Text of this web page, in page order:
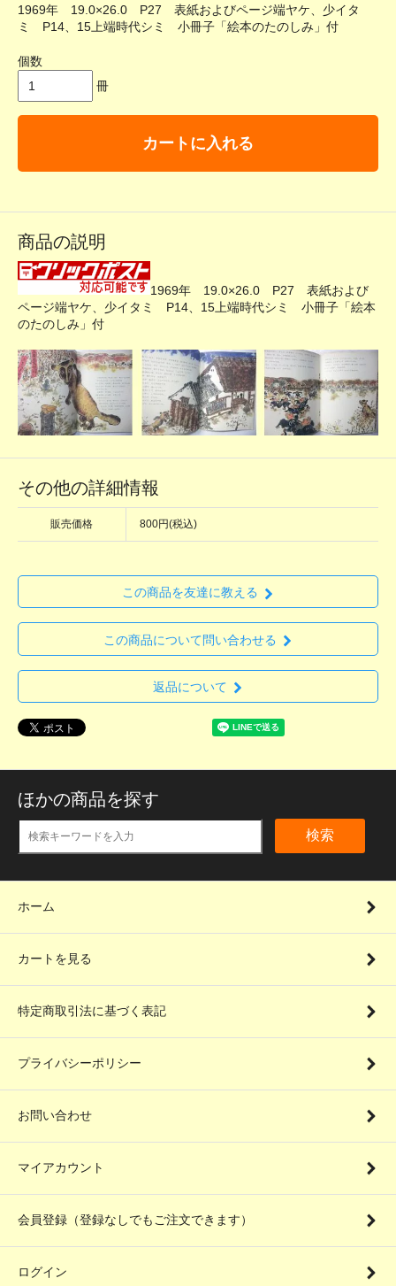
1969年 19.0×26.0 P27 表紙およびページ端ヤケ、少イタ
ミ P14、15上端時代シミ 小冊子「絵本のたのしみ」付
個数
冊
カートに入れる
商品の説明
1969年 19.0×26.0 P27 表紙および
ページ端ヤケ、少イタミ P14、15上端時代シミ 小冊子「絵本
のたのしみ」付
その他の詳細情報
販売価格 800円(税込)
この商品を友達に教える
この商品について問い合わせる
返品について
ほかの商品を探す
検索
ホーム
カートを見る
特定商取引法に基づく表記
プライバシーポリシー
お問い合わせ
マイアカウント
会員登録（登録なしでもご注文できます）
ログイン